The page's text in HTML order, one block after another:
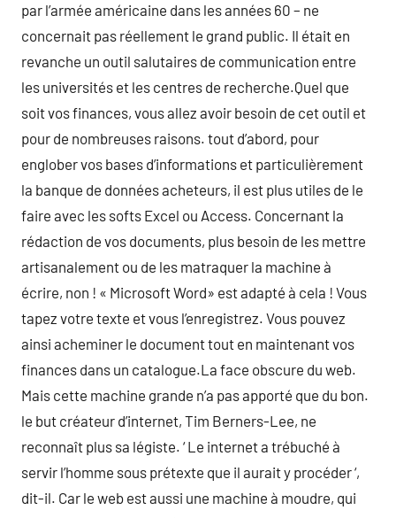
par l’armée américaine dans les années 60 – ne
concernait pas réellement le grand public. Il était en
revanche un outil salutaires de communication entre
les universités et les centres de recherche.Quel que
soit vos finances, vous allez avoir besoin de cet outil et
pour de nombreuses raisons. tout d’abord, pour
englober vos bases d’informations et particulièrement
la banque de données acheteurs, il est plus utiles de le
faire avec les softs Excel ou Access. Concernant la
rédaction de vos documents, plus besoin de les mettre
artisanalement ou de les matraquer la machine à
écrire, non ! « Microsoft Word» est adapté à cela ! Vous
tapez votre texte et vous l’enregistrez. Vous pouvez
ainsi acheminer le document tout en maintenant vos
finances dans un catalogue.La face obscure du web.
Mais cette machine grande n’a pas apporté que du bon.
le but créateur d’internet, Tim Berners-Lee, ne
reconnaît plus sa légiste. ‘ Le internet a trébuché à
servir l’homme sous prétexte que il aurait y procéder ‘,
dit-il. Car le web est aussi une machine à moudre, qui